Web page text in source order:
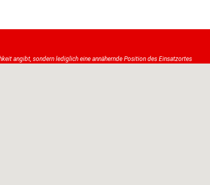
angibt, sondern lediglich eine annähernde Position des Einsatzortes